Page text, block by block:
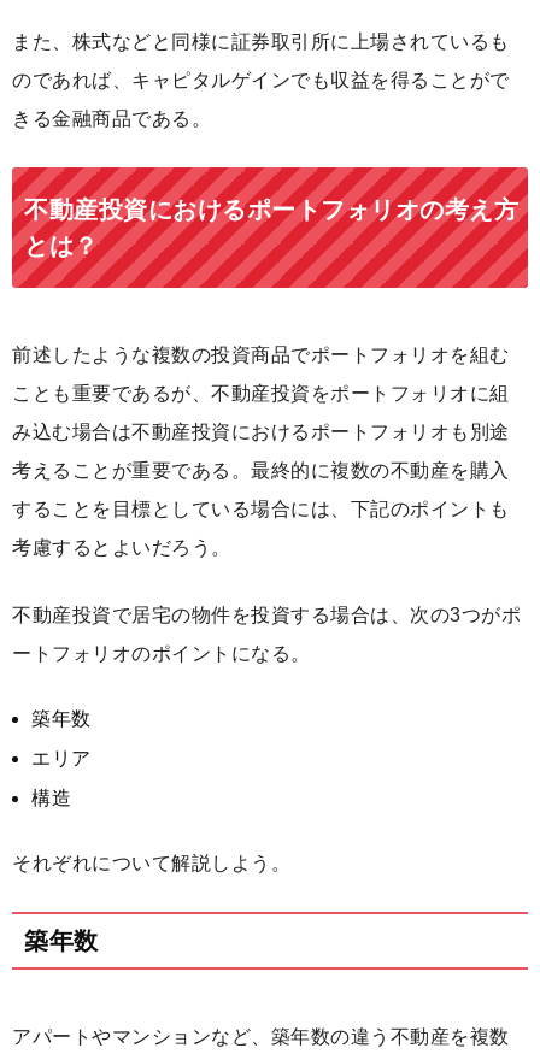
また、株式などと同様に証券取引所に上場されているも
のであれば、キャピタルゲインでも収益を得ることがで
きる金融商品である。
不動産投資におけるポートフォリオの考え方
とは？
前述したような複数の投資商品でポートフォリオを組む
ことも重要であるが、不動産投資をポートフォリオに組
み込む場合は不動産投資におけるポートフォリオも別途
考えることが重要である。最終的に複数の不動産を購入
することを目標としている場合には、下記のポイントも
考慮するとよいだろう。
不動産投資で居宅の物件を投資する場合は、次の3つがポ
ートフォリオのポイントになる。
築年数
エリア
構造
それぞれについて解説しよう。
築年数
アパートやマンションなど、築年数の違う不動産を複数